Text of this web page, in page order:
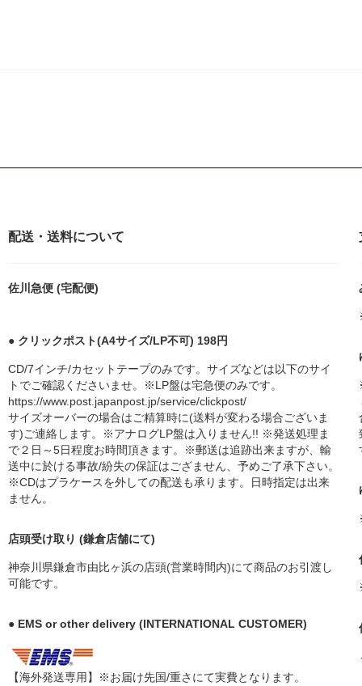
配送・送料について
佐川急便 (宅配便)
● クリックポスト(A4サイズ/LP不可) 198円
CD/7インチ/カセットテープのみです。サイズなどは以下のサイ
トでご確認くださいませ。※LP盤は宅急便のみです。
https://www.post.japanpost.jp/service/clickpost/
サイズオーバーの場合はご精算時に(送料が変わる場合ございま
す)ご連絡します。※アナログLP盤は入りません!! ※発送処理ま
で２日～5日程度お時間頂きます。※郵送は追跡出来ますが、輸
送中に於ける事故/紛失の保証はござません、予めご了承下さい。
※CDはプラケースを外しての配送も承ります。日時指定は出来
ません。
店頭受け取り (鎌倉店舗にて)
神奈川県鎌倉市由比ヶ浜の店頭(営業時間内)にて商品のお引渡し
可能です。
● EMS or other delivery (INTERNATIONAL CUSTOMER)
【海外発送専用】※お届け先国/重さにて実費となります。